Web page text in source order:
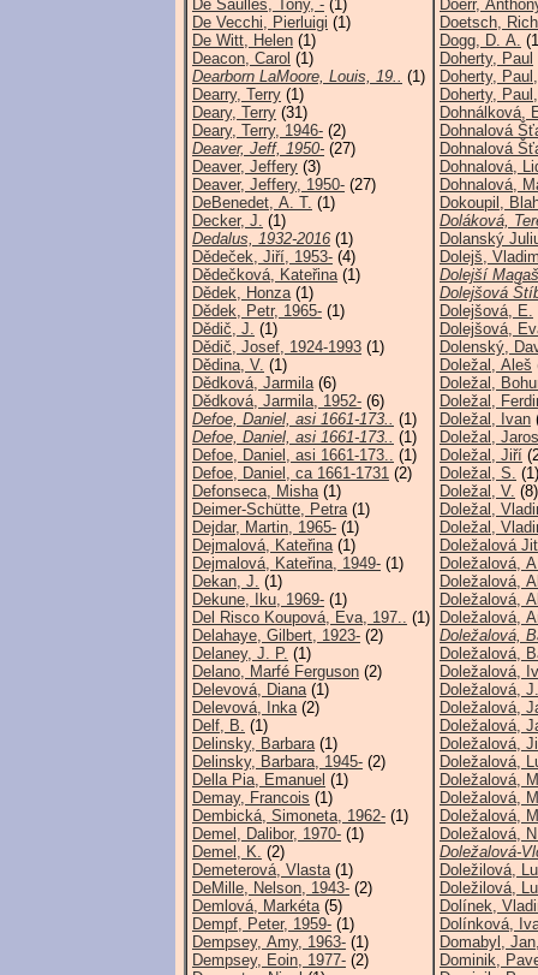
De Saulles, Tony, - (1)
De Vecchi, Pierluigi (1)
De Witt, Helen (1)
Deacon, Carol (1)
Dearborn LaMoore, Louis, 19.. (1)
Dearry, Terry (1)
Deary, Terry (31)
Deary, Terry, 1946- (2)
Deaver, Jeff, 1950- (27)
Deaver, Jeffery (3)
Deaver, Jeffery, 1950- (27)
DeBenedet, A. T. (1)
Decker, J. (1)
Dedalus, 1932-2016 (1)
Dědeček, Jiří, 1953- (4)
Dědečková, Kateřina(1)
Dědek, Honza(1)
Dědek, Petr, 1965- (1)
Dědič, J. (1)
Dědič, Josef, 1924-1993 (1)
Dědina, V. (1)
Dědková, Jarmila(6)
Dědková, Jarmila, 1952- (6)
Defoe, Daniel, asi 1661-173.. (1)
Defoe, Daniel, asi 1661-173.. (1)
Defoe, Daniel, asi 1661-173.. (1)
Defoe, Daniel, ca 1661-1731 (2)
Defonseca, Misha(1)
Deimer-Schütte, Petra(1)
Dejdar, Martin, 1965- (1)
Dejmalová, Kateřina(1)
Dejmalová, Kateřina, 1949- (1)
Dekan, J. (1)
Dekune, Iku, 1969- (1)
Del Risco Koupová, Eva, 197.. (1)
Delahaye, Gilbert, 1923- (2)
Delaney, J. P. (1)
Delano, Marfé Ferguson (2)
Delevová, Diana(1)
Delevová, Inka(2)
Delf, B. (1)
Delinsky, Barbara(1)
Delinsky, Barbara, 1945- (2)
Della Pia, Emanuel (1)
Demay, Francois (1)
Dembická, Simoneta, 1962- (1)
Demel, Dalibor, 1970- (1)
Demel, K. (2)
Demeterová, Vlasta(1)
DeMille, Nelson, 1943- (2)
Demlová, Markéta(5)
Dempf, Peter, 1959- (1)
Dempsey, Amy, 1963- (1)
Dempsey, Eoin, 1977- (2)
Doerr,
Doetsch,
Dogg, D. A.
Doherty, Paul
Doherty,
Doherty,
Dohnálková,
Dohnalová
Dohnalová
Dohnalová,
Dohnalová,
Dokoupil,
Doláková,
Dolanský
Dolejš,
Dolejší
Dolejšová
Dolejšová, E.
Dolejšová,
Dolenský,
Doležal, Aleš
Doležal,
Doležal,
Doležal, Ivan
Doležal,
Doležal, Jiří
Doležal, S. (1)
Doležal, V. (8)
Doležal,
Doležal,
Doležalová
Doležalová,
Doležalová,
Doležalová,
Doležalová,
Doležalová,
Doležalová,
Doležalová,
Doležalová, J.
Doležalová,
Doležalová,
Doležalová,
Doležalová,
Doležalová,
Doležalová,
Doležalová,
Doležalová,
Doležalová-
Doležilová,
Doležilová,
Dolínek,
Dolínková,
Domabyl,
Dominik,